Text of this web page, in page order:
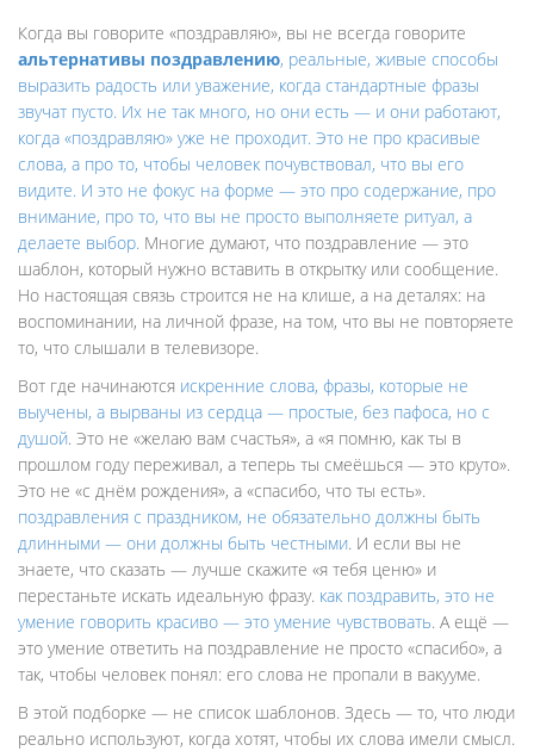
Когда вы говорите «поздравляю», вы не всегда говорите
альтернативы поздравлению, реальные, живые способы
выразить радость или уважение, когда стандартные фразы
звучат пусто. Их не так много, но они есть — и они работают,
когда «поздравляю» уже не проходит. Это не про красивые
слова, а про то, чтобы человек почувствовал, что вы его
видите. И это не фокус на форме — это про содержание, про
внимание, про то, что вы не просто выполняете ритуал, а
делаете выбор. Многие думают, что поздравление — это
шаблон, который нужно вставить в открытку или сообщение.
Но настоящая связь строится не на клише, а на деталях: на
воспоминании, на личной фразе, на том, что вы не повторяете
то, что слышали в телевизоре.
Вот где начинаются искренние слова, фразы, которые не
выучены, а вырваны из сердца — простые, без пафоса, но с
душой. Это не «желаю вам счастья», а «я помню, как ты в
прошлом году переживал, а теперь ты смеёшься — это круто».
Это не «с днём рождения», а «спасибо, что ты есть».
поздравления с праздником, не обязательно должны быть
длинными — они должны быть честными. И если вы не
знаете, что сказать — лучше скажите «я тебя ценю» и
перестаньте искать идеальную фразу. как поздравить, это не
умение говорить красиво — это умение чувствовать. А ещё —
это умение ответить на поздравление не просто «спасибо», а
так, чтобы человек понял: его слова не пропали в вакууме.
В этой подборке — не список шаблонов. Здесь — то, что люди
реально используют, когда хотят, чтобы их слова имели смысл.